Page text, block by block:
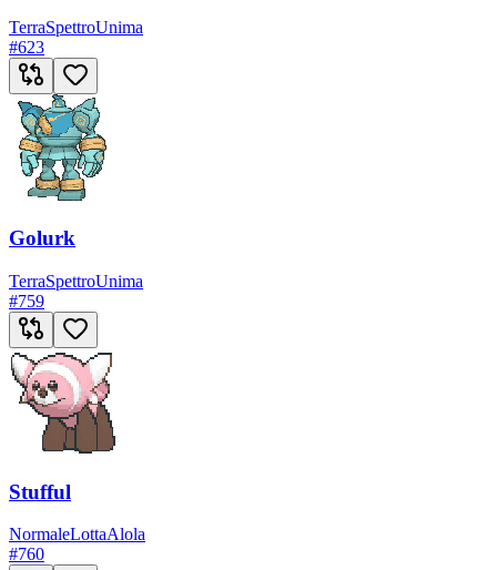
TerraSpettroUnima
#623
Golurk
TerraSpettroUnima
#759
Stufful
NormaleLottaAlola
#760